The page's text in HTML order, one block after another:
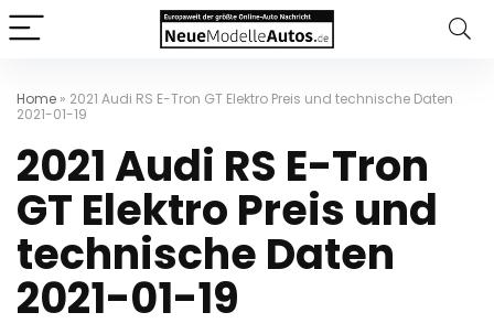
Home » 2021 Audi RS E-Tron GT Elektro Preis und technische Daten
2021-01-19
2021 Audi RS E-Tron
GT Elektro Preis und
technische Daten
2021-01-19